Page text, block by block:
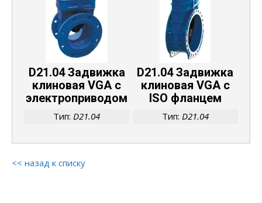
D21.04 Задвижка
клиновая VGA с
электроприводом
Тип: D21.04
D21.04 Задвижка
клиновая VGA с
ISO фланцем
Тип: D21.04
<< назад к списку